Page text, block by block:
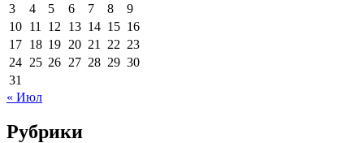
3
4 5 6 7 8
9
10 11 12 13 14 15 16
17 18 19 20 21 22 23
24 25 26 27 28 29 30
31
« Июл
Рубрики